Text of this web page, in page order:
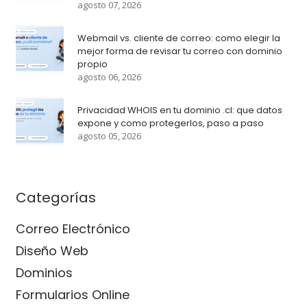
agosto 07, 2026
Webmail vs. cliente de correo: como elegir la
mejor forma de revisar tu correo con dominio
propio
agosto 06, 2026
Privacidad WHOIS en tu dominio .cl: que datos
expone y como protegerlos, paso a paso
agosto 05, 2026
Categorías
Correo Electrónico
Diseño Web
Dominios
Formularios Online